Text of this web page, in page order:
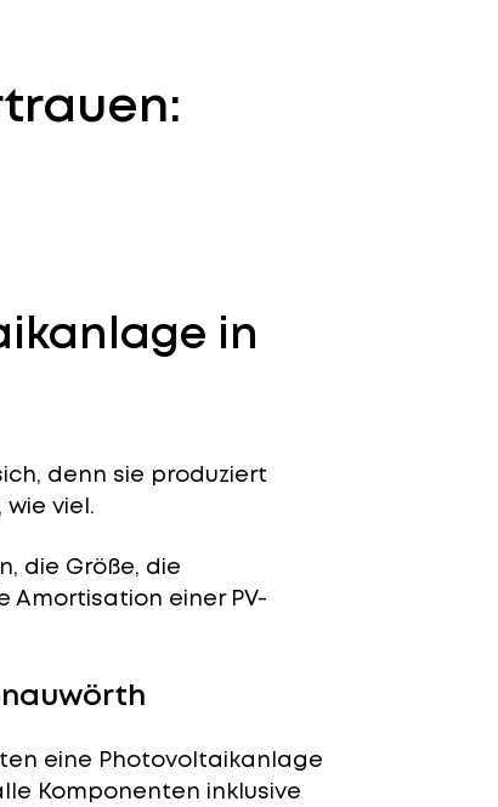
in
denn sie produziert
viel.
die Größe, die
einer PV-
eine Photovoltaikanlage
Komponenten inklusive